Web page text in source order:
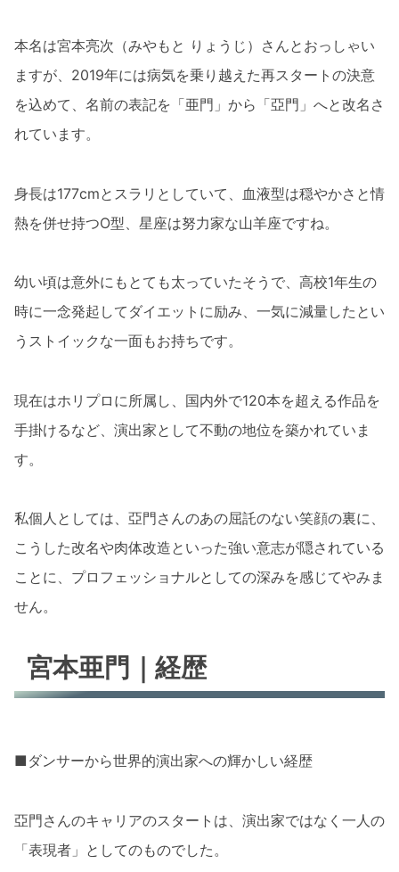
本名は宮本亮次（みやもと りょうじ）さんとおっしゃい
ますが、2019年には病気を乗り越えた再スタートの決意
を込めて、名前の表記を「亜門」から「亞門」へと改名さ
れています。
身長は177cmとスラリとしていて、血液型は穏やかさと情
熱を併せ持つO型、星座は努力家な山羊座ですね。
幼い頃は意外にもとても太っていたそうで、高校1年生の
時に一念発起してダイエットに励み、一気に減量したとい
うストイックな一面もお持ちです。
現在はホリプロに所属し、国内外で120本を超える作品を
手掛けるなど、演出家として不動の地位を築かれていま
す。
私個人としては、亞門さんのあの屈託のない笑顔の裏に、
こうした改名や肉体改造といった強い意志が隠されている
ことに、プロフェッショナルとしての深みを感じてやみま
せん。
宮本亜門｜経歴
■ダンサーから世界的演出家への輝かしい経歴
亞門さんのキャリアのスタートは、演出家ではなく一人の
「表現者」としてのものでした。